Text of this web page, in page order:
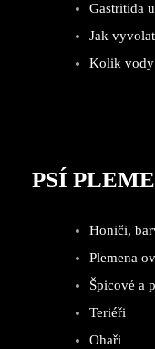
Gastritida
Jak
Kolik vody
PSÍ
Honiči,
Plemena
Špicové a
Teriéři
Ohaři